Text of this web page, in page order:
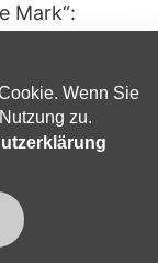
Mark“:
Sie hier:
Wenn Sie
zu.